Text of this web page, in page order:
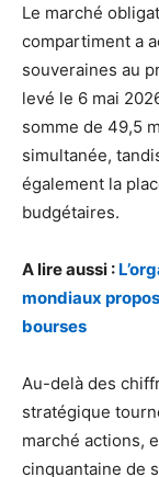
Le marché
compartiment a
souveraines au
levé le 6 mai
somme de 49,5
simultanée,
également la
budgétaires.
A lire aussi :
mondiaux
bourses
Au-delà des
stratégique
marché actions,
cinquantaine de